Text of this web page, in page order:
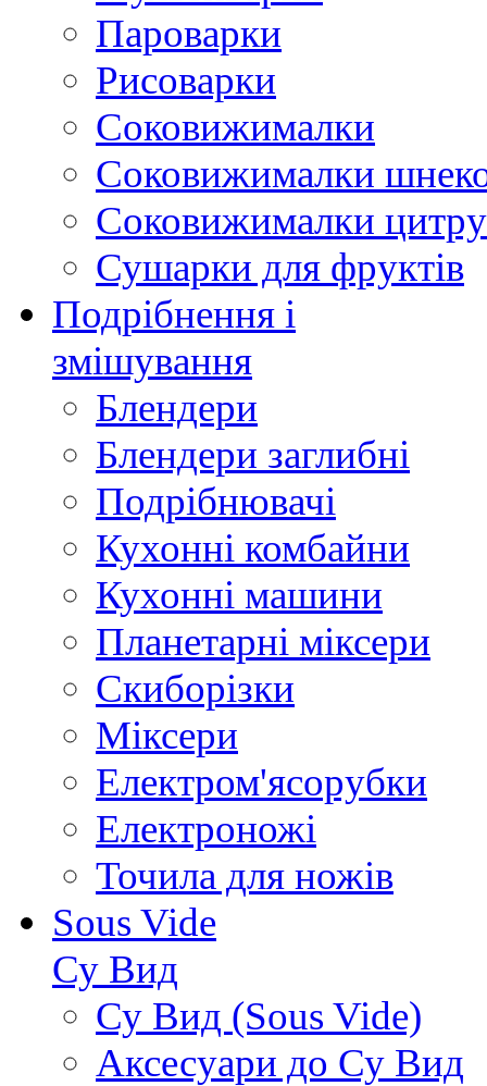
Пароварки
Рисоварки
Соковижималки
Соковижималки
Соковижималки
Сушарки для фруктів
Подрібнення і
змішування
Блендери
Блендери заглибні
Подрібнювачі
Кухонні комбайни
Кухонні машини
Планетарні міксери
Скиборізки
Міксери
Електром'ясорубки
Електроножі
Точила для ножів
Sous Vide
Су Вид
Су Вид (Sous Vide)
Аксесуари до Су Вид